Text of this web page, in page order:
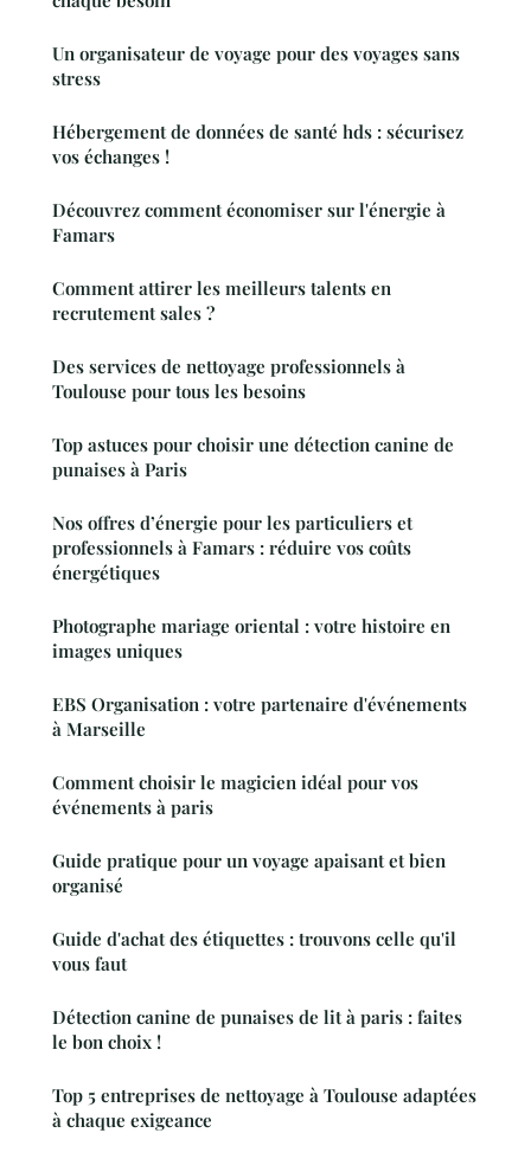
Un organisateur de voyage pour des voyages sans
stress
Hébergement de données de santé hds : sécurisez
vos échanges !
Découvrez comment économiser sur l'énergie à
Famars
Comment attirer les meilleurs talents en
recrutement sales ?
Des services de nettoyage professionnels à
Toulouse pour tous les besoins
Top astuces pour choisir une détection canine de
punaises à Paris
Nos offres d’énergie pour les particuliers et
professionnels à Famars : réduire vos coûts
énergétiques
Photographe mariage oriental : votre histoire en
images uniques
EBS Organisation : votre partenaire d'événements
à Marseille
Comment choisir le magicien idéal pour vos
événements à paris
Guide pratique pour un voyage apaisant et bien
organisé
Guide d'achat des étiquettes : trouvons celle qu'il
vous faut
Détection canine de punaises de lit à paris : faites
le bon choix !
Top 5 entreprises de nettoyage à Toulouse adaptées
à chaque exigeance